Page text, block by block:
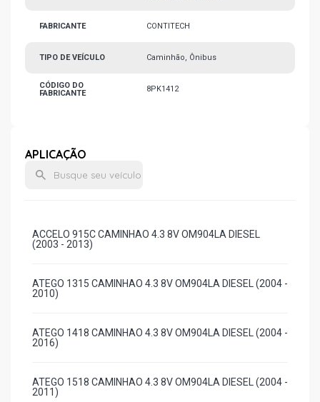
FABRICANTE CONTITECH
TIPO DE VEÍCULO Caminhão, Ônibus
CÓDIGO DO
FABRICANTE
8PK1412
APLICAÇÃO
ACCELO 915C CAMINHAO 4.3 8V OM904LA DIESEL
(2003 - 2013)
ATEGO 1315 CAMINHAO 4.3 8V OM904LA DIESEL (2004 -
2010)
ATEGO 1418 CAMINHAO 4.3 8V OM904LA DIESEL (2004 -
2016)
ATEGO 1518 CAMINHAO 4.3 8V OM904LA DIESEL (2004 -
2011)